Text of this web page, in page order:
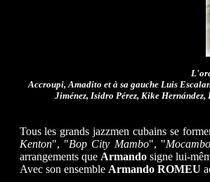
Accroupi, Amadito et à sa gauche Luis
Jiménez, Isidro Pérez, Kike
Tous les grands jazzmen cubains se
Kenton", "Bop City Mambo", "Mocambo
arrangements que Armandosigne lui-
Avec son ensemble Armando ROMEU